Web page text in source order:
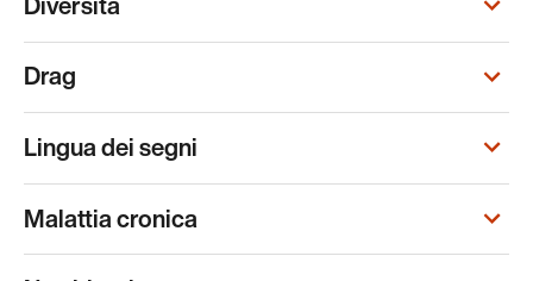
Drag
Lingua dei segni
Malattia cronica